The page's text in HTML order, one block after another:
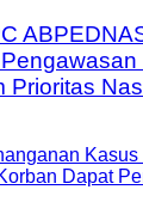
Prioritas